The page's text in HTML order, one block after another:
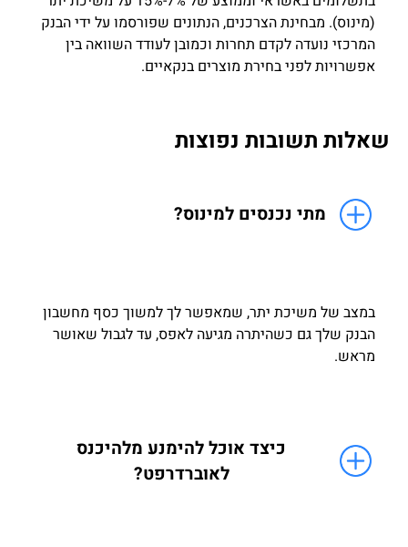
(מינוס). מבחינת הצרכנים, הנתונים שפורסמו על ידי הבנק
המרכזי נועדה לקדם תחרות וכמובן לעודד השוואה בין
אפשרויות לפני בחירת מוצרים בנקאיים.
שאלות תשובות נפוצות
מתי נכנסים למינוס?
במצב של משיכת יתר, שמאפשר לך למשוך כסף מחשבון
הבנק שלך גם כשהיתרה מגיעה לאפס, עד לגבול שאושר
מראש.
כיצד אוכל להימנע מלהיכנס
לאוברדרפט?